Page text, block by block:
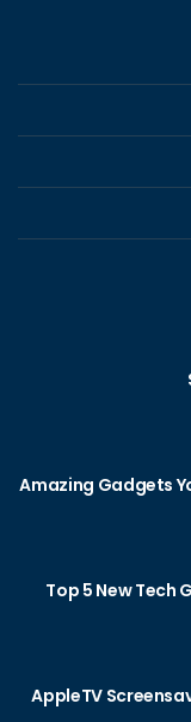
Top 5 New Tech
AppleTV